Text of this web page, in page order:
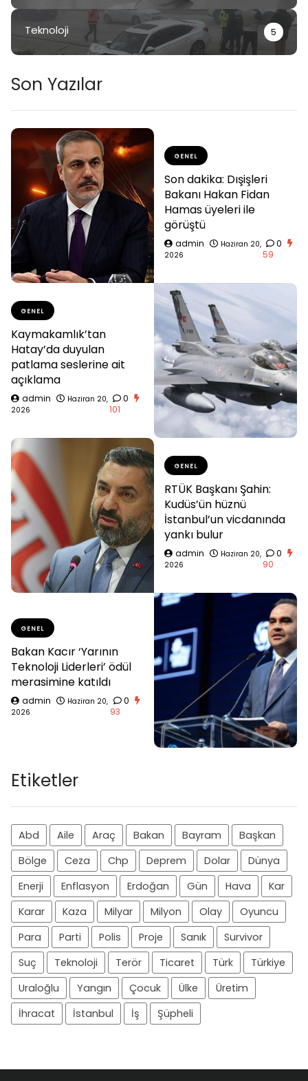
Teknoloji 5
Son Yazılar
GENEL
Son dakika: Dışişleri
Bakanı Hakan Fidan
Hamas üyeleri ile
görüştü
admin
Haziran 20,
2026
0
59
GENEL
Kaymakamlık’tan
Hatay’da duyulan
patlama seslerine ait
açıklama
admin
Haziran 20,
2026
0
101
GENEL
RTÜK Başkanı Şahin:
Kudüs’ün hüznü
İstanbul’un vicdanında
yankı bulur
admin
Haziran 20,
2026
0
90
GENEL
Bakan Kacır ‘Yarının
Teknoloji Liderleri’ ödül
merasimine katıldı
admin
Haziran 20,
2026
0
93
Etiketler
Abd Aile Araç Bakan Bayram
Başkan
Bölge
Ceza Chp Deprem Dolar
Dünya
Enerji
Enflasyon Erdoğan Gün Hava
Kar
Karar
Kaza Milyar Milyon Olay
Oyuncu
Para
Parti Polis Proje Sanık
Survivor
Suç
Teknoloji Terör Ticaret Türk
Türkiye
Uraloğlu
Yangın Çocuk Ülke
Üretim
İhracat
İstanbul İş Şüpheli